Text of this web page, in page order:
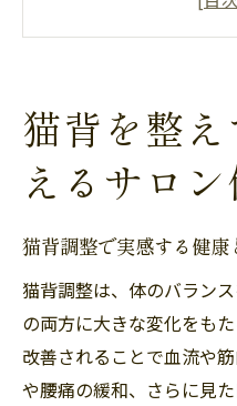
猫背による不
る
健康美を目指す
美しい姿勢へ導く猫
猫背を根本から
今注目の猫背調
説
猫背を整えるこ
猫背を整
えるサロ
猫背調整で実感する健康
猫背調整は、体のバラン
の両方に大きな変化をも
改善されることで血流や
や腰痛の緩和、さらに見